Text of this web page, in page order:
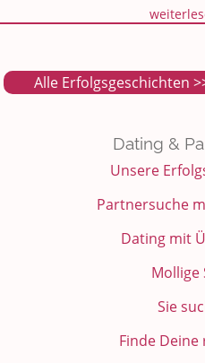
Alle Erfolgsgeschichten
Dating &
Unsere
Partnersuche
Dating mit
Mollige
Sie
Finde Deine